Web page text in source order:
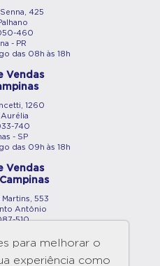
para melhorar o
experiência como
425
460
- PR
das 08h às 18h
Vendas
1260
740
- SP
das 09h às 18h
Vendas
553
Antônio
510
das 09h às 18h